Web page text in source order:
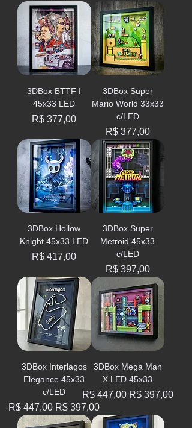
3DBox BTTF I
45x33 LED
Preço
R$ 377,00
3DBox Super
Mario World 33x33
c/LED
Preço
R$ 377,00
3DBox Hollow
Knight 45x33 LED
Preço
R$ 417,00
3DBox Super
Metroid 45x33
c/LED
Preço
R$ 397,00
3DBox Interlagos
Elegance 45x33
c/LED
Preço normal
R$ 447,00 Preço promocional
R$ 397,00
3DBox Mega Man
X LED 45x33
Preço normal
R$ 447,00 Preço
R$ 397,00